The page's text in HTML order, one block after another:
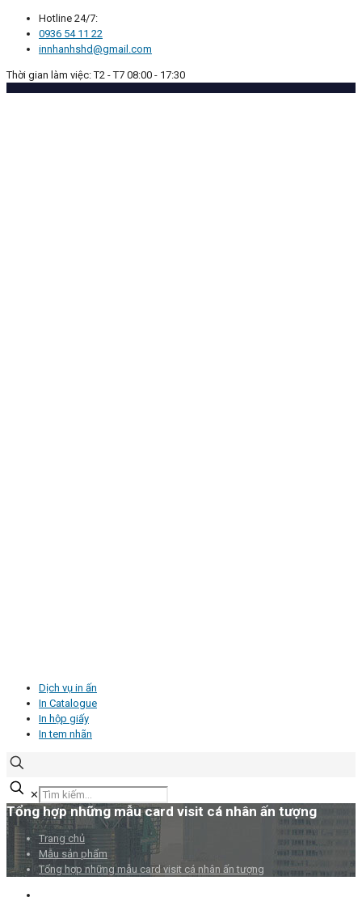
Hotline 24/7:
0936 54 11 22
innhanhshd@gmail.com
Thời gian làm việc: T2 - T7 08:00 - 17:30
Dịch vụ in ấn
In Catalogue
In hộp giấy
In tem nhãn
✕
Tổng hợp những mẫu card visit cá nhân ấn tượng
Trang chủ
Mẫu sản phẩm
Tổng hợp những mẫu card visit cá nhân ấn tượng